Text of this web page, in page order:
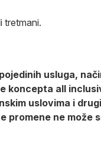
tretmani.
usluga,
koncepta all
uslovima i
promene ne može